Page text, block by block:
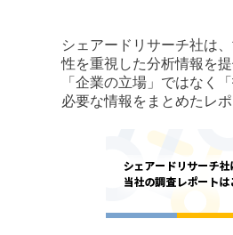
シェアードリサーチ社は
性を重視した分析情報を
「企業の立場」ではなく
必要な情報をまとめたレ